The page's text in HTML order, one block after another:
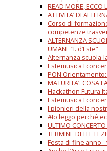
READ MORE,
ATTIVITA’ DI
Corso di
competenze
ALTERNANZA
UMANE “I. d’Este”
Alternanza scuola-
Estemusica I
PON
MATURITA’: COSA
Hackathon Futura
Estemusica I
I pionieri della
#Io leggo
ULTIMO
TERMINE DELLE
Festa di fine anno -